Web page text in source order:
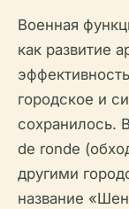
Военная
как развитие
городское и
сохранилось.
de ronde
другими
название